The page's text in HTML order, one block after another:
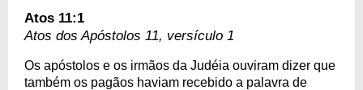
Atos 11:1
Atos dos Apóstolos 11, versículo 1
Os apóstolos e os irmãos da Judéia ouviram dizer que
também os pagãos haviam recebido a palavra de